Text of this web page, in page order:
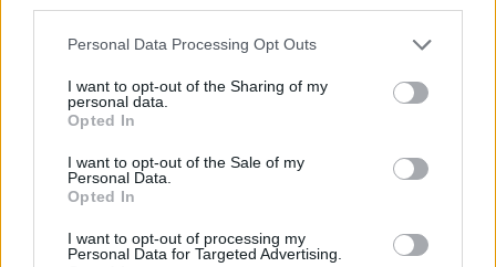
Personal Data Processing Opt Outs
I want to opt-out of the Sharing of my
personal data.
Opted In
I want to opt-out of the Sale of my
Personal Data.
Opted In
I want to opt-out of processing my
Personal Data for Targeted Advertising.
Esim for Global
Esim for USA|Esim for Italy| Esim for Spain|Esim
for Turkey|Esim for Germany|Esim for Greece|